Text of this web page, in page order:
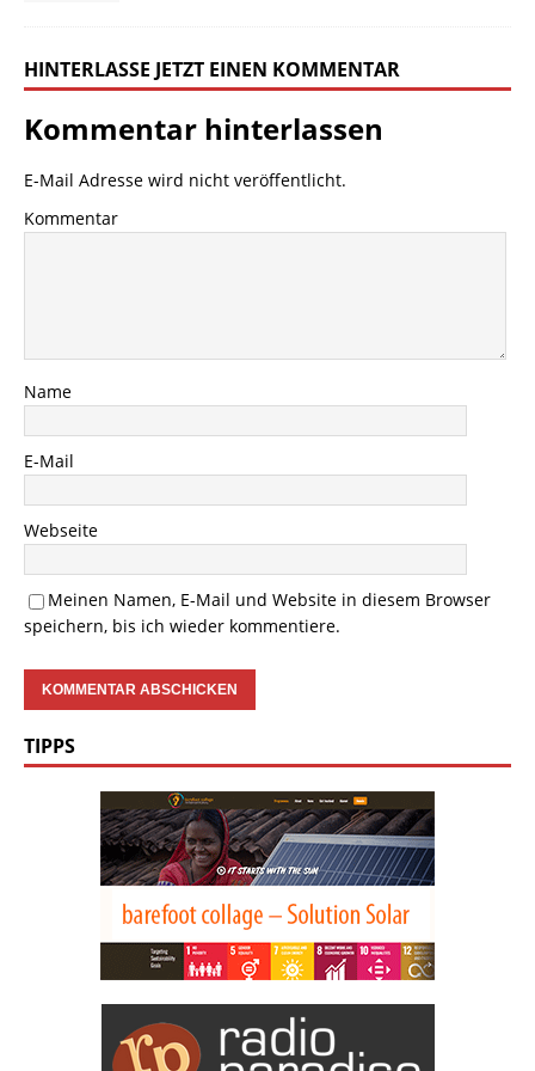
HINTERLASSE JETZT EINEN KOMMENTAR
Kommentar hinterlassen
E-Mail Adresse wird nicht veröffentlicht.
Kommentar
Name
E-Mail
Webseite
Meinen Namen, E-Mail und Website in diesem Browser
speichern, bis ich wieder kommentiere.
TIPPS